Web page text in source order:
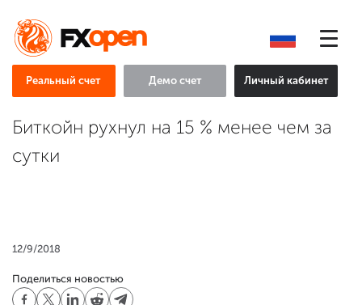
Реальный счет Демо счет Личный кабинет
Биткойн рухнул на 15 % менее чем за
сутки
12/9/2018
Поделиться новостью